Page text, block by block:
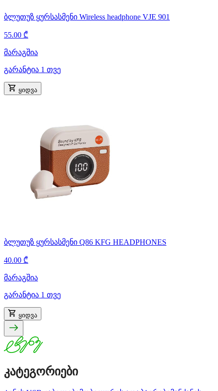
ბლუთუზ ყურსასმენი Wireless headphone VJE 901
55.00 ₾
მარაგშია
გარანტია 1 თვე
ყიდვა
ბლუთუზ ყურსასმენი Q86 KFG HEADPHONES
40.00 ₾
მარაგშია
გარანტია 1 თვე
ყიდვა
კატეგორიები